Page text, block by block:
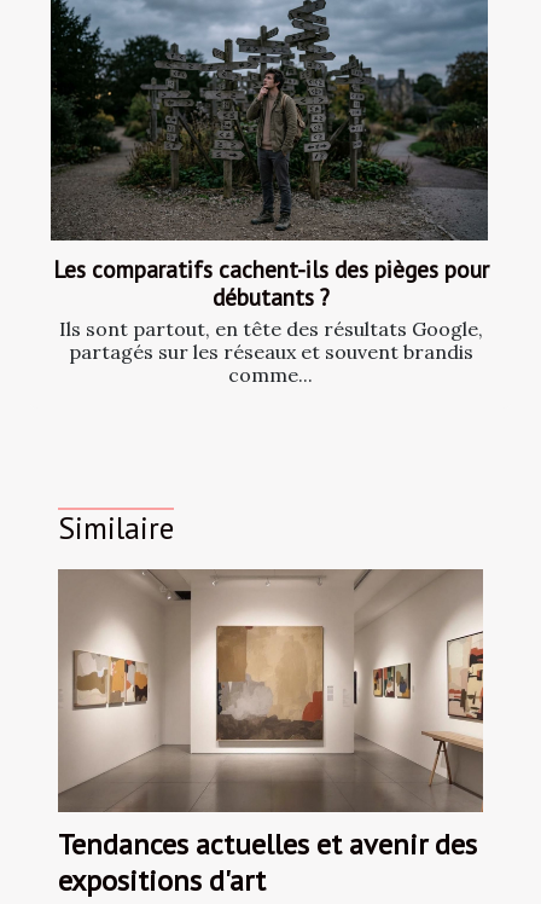
Les comparatifs cachent-ils des pièges pour
débutants ?
Ils sont partout, en tête des résultats Google,
partagés sur les réseaux et souvent brandis
comme...
Similaire
Tendances actuelles et avenir des
expositions d'art